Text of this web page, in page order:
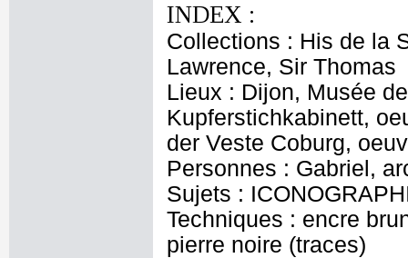
INDEX :
Collections : His de la
Lawrence, Sir Thomas
Lieux : Dijon, Musée
Kupferstichkabinett,
der Veste Coburg,
Personnes : Gabriel,
Sujets :
Techniques : encre
pierre noire (traces)